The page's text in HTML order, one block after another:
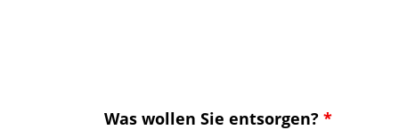
Was wollen Sie entsorgen? *